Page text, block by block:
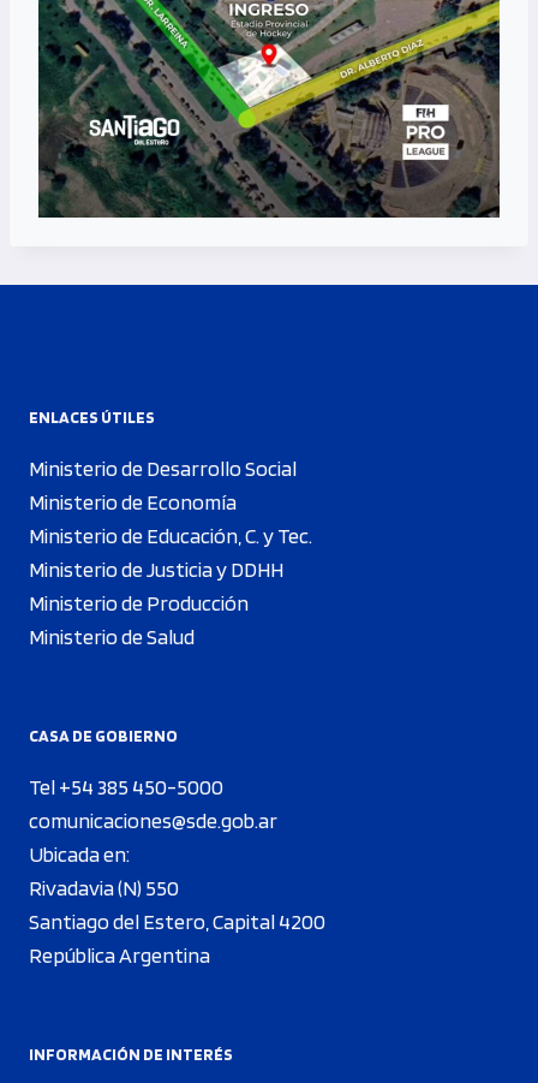
ENLACES ÚTILES
Ministerio de Desarrollo Social
Ministerio de Economía
Ministerio de Educación, C. y Tec.
Ministerio de Justicia y DDHH
Ministerio de Producción
Ministerio de Salud
CASA DE GOBIERNO
Tel +54 385 450-5000
comunicaciones@sde.gob.ar
Ubicada en:
Rivadavia (N) 550
Santiago del Estero, Capital 4200
República Argentina
INFORMACIÓN DE INTERÉS